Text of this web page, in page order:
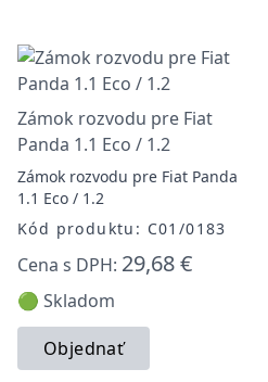
Zámok rozvodu pre Fiat
Panda 1.1 Eco / 1.2
Zámok rozvodu pre Fiat Panda
1.1 Eco / 1.2
Kód produktu: C01/0183
Cena s DPH: 29,68 €
🟢 Skladom
Objednať